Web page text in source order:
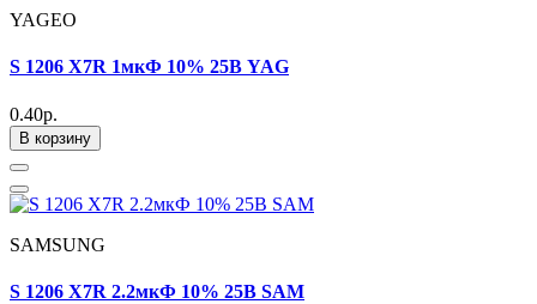
YAGEO
S 1206 X7R 1мкФ 10% 25В YAG
0.40р.
В корзину
SAMSUNG
S 1206 X7R 2.2мкФ 10% 25В SAM